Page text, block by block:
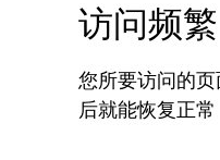
访问频
您所要访问的
后就能恢复正常